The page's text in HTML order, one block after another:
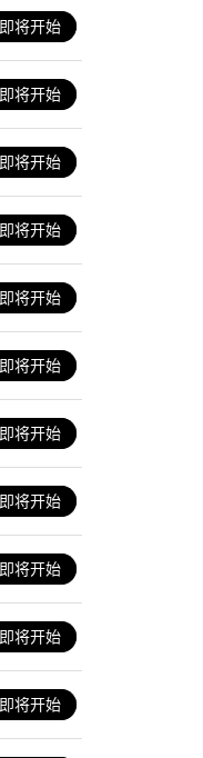
即将开始
即将开始
即将开始
即将开始
即将开始
即将开始
即将开始
即将开始
即将开始
即将开始
即将开始